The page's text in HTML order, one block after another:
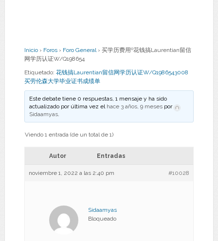
Inicio › Foros › Foro General › 买学历费用º花钱搞Laurentian留信
网学历认证W/Q198654
Etiquetado: 花钱搞Laurentian留信网学历认证W/Q1986543008
买劳伦森大学毕业证书成绩单
Este debate tiene 0 respuestas, 1 mensaje y ha sido
actualizado por última vez el hace 3 años, 9 meses por
Sidaamyas.
Viendo 1 entrada (de un total de 1)
Autor Entradas
noviembre 1, 2022 a las 2:40 pm #10028
Sidaamyas
Bloqueado